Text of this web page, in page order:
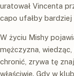
uratował Vincenta
capo ufałby bardziej
W życiu Mishy
mężczyzna,
chronić, zrywa tę
właściwie. Gdy w